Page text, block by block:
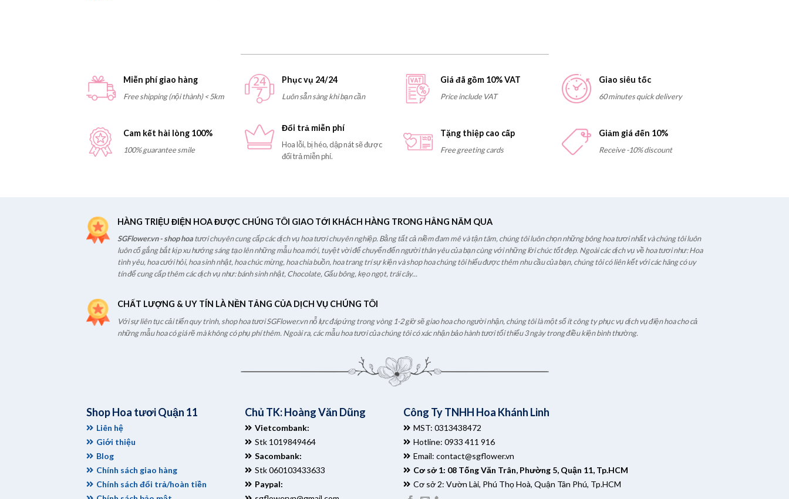
Miễn phí giao hàng
Free shipping (nội thành) < 5km
Phục vụ 24/24
Luôn sẵn sàng khi bạn cần
Giá đã gồm 10% VAT
Price include VAT
Giao siêu tốc
60 minutes quick delivery
Cam kết hài lòng 100%
100% guarantee smile
Đổi trả miễn phí
Hoa lỗi, bị héo, dập nát sẽ được
đổi trả miễn phí.
Tặng thiệp cao cấp
Free greeting cards
Giảm giá đến 10%
Receive -10% discount
HÀNG TRIỆU ĐIỆN HOA ĐƯỢC CHÚNG TÔI GIAO TỚI KHÁCH HÀNG TRONG HẰNG NĂM QUA
SGFlower.vn - shop hoatươi chuyên cung cấp các dịch vụ hoa tươi chuyên nghiệp. Bằng tất cả niềm đam mê và tận tâm, chúng tôi luôn chọn những bông hoa tươi nhất và chúng tôi luôn
luôn cố gắng bắt kịp xu hướng sáng tạo lên những mẫu hoa mới, tuyệt vời để chuyển đến người thân yêu của bạn cùng với những lời chúc tốt đẹp. Ngoài các dịch vụ về hoa tươi như: Hoa
tình yêu, hoa cưới hỏi, hoa sinh nhật, hoa chúc mừng, hoa chia buồn, hoa trang trí sự kiện và shop hoa chúng tôi hiểu được thêm nhu cầu của bạn, chúng tôi có liên kết với các hãng có uy
tín để cung cấp thêm các dịch vụ như: bánh sinh nhật, Chocolate, Gấu bông, kẹo ngọt, trái cây...
CHẤT LƯỢNG & UY TÍN LÀ NỀN TẢNG CỦA DỊCH VỤ CHÚNG TÔI
Với sự liên tục cải tiến quy trình, shop hoa tươi SGFlower.vn nỗ lực đáp ứng trong vòng 1-2 giờ sẽ giao hoa cho người nhận, chúng tôi là một số ít công ty phục vụ dịch vụ điện hoa cho cả
những mẫu hoa có giá rẽ mà không có phụ phí thêm. Ngoài ra, các mẫu hoa tươi của chúng tôi có xác nhận bảo hành tươi tối thiểu 3 ngày trong điều kiện bình thường.
Shop Hoa tươi Quận 11
Liên hệ
Giới thiệu
Blog
Chính sách giao hàng
Chính sách đổi trả/hoàn tiền
Chủ TK: Hoàng Văn Dũng
Vietcombank:
Stk 1019849464
Sacombank:
Stk 060103433633
Paypal:
Công Ty TNHH Hoa Khánh Linh
MST: 0313438472
Hotline: 0933 411 916
Email: contact@sgflower.vn
Cơ sở 1: 08 Tống Văn Trân, Phường 5, Quận 11, Tp.HCM
Cơ sở 2: Vườn Lài, Phú Thọ Hoà, Quận Tân Phú, Tp.HCM